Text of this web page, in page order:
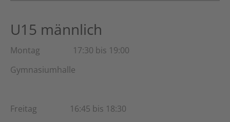
U15 männlich
Montag 17:30 bis 19:00
Gymnasiumhalle
Freitag 16:45 bis 18:30